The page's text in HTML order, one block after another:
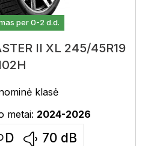
per 0-2 d.d.
II XL 245/45R19
klasė
metai: 2024-2026
D 70 dB